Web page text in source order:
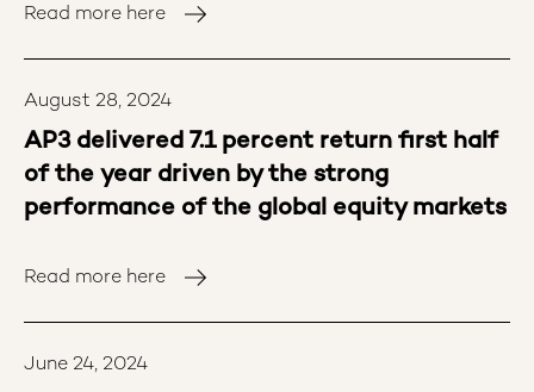
Read more here
August 28, 2024
AP3 delivered 7.1 percent return first half
of the year driven by the strong
performance of the global equity markets
Read more here
June 24, 2024